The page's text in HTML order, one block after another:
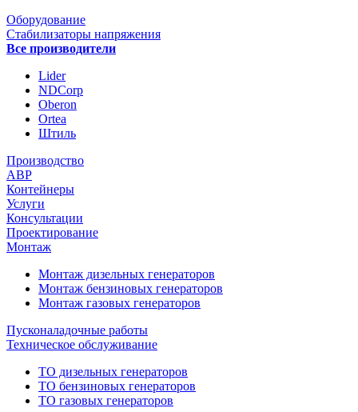
Оборудование
Стабилизаторы напряжения
Все производители
Lider
NDCorp
Oberon
Ortea
Штиль
Производство
АВР
Контейнеры
Услуги
Консультации
Проектирование
Монтаж
Монтаж дизельных генераторов
Монтаж бензиновых генераторов
Монтаж газовых генераторов
Пусконаладочные работы
Техническое обслуживание
ТО дизельных генераторов
ТО бензиновых генераторов
ТО газовых генераторов